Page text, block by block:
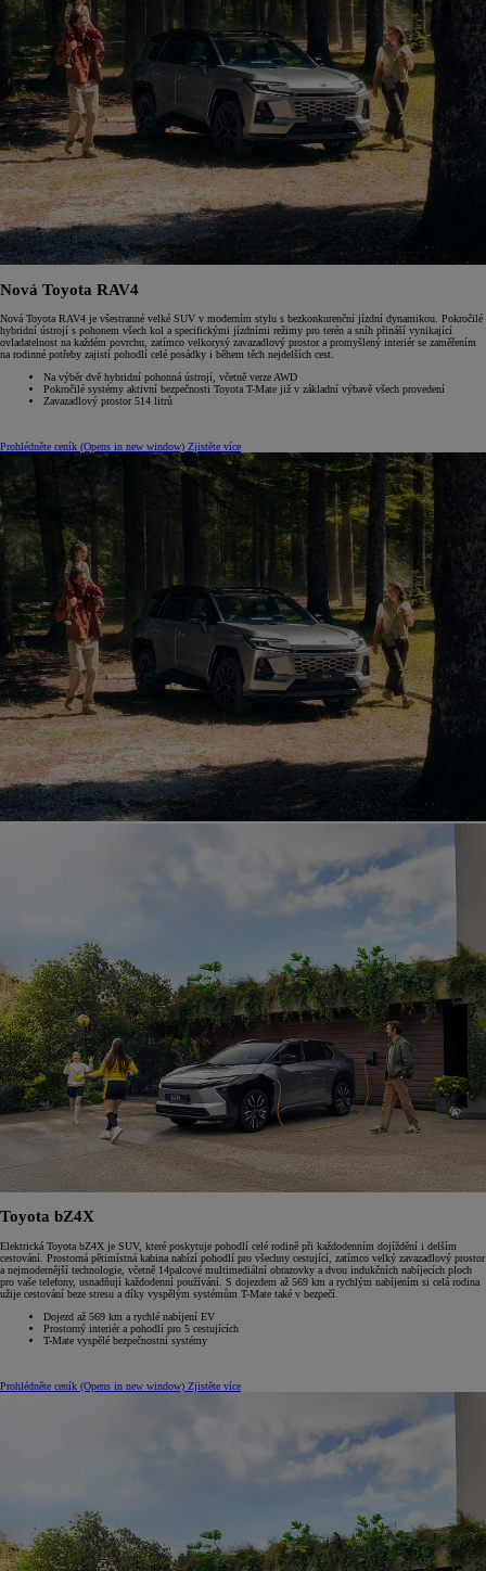
Nová Toyota RAV4
Nová Toyota RAV4 je všestranné velké SUV v moderním stylu s bezkonkurenční jízdní dynamikou. Pokročilé
hybridní ústrojí s pohonem všech kol a specifickými jízdními režimy pro terén a sníh přináší vynikající
ovladatelnost na každém povrchu, zatímco velkorysý zavazadlový prostor a promyšlený interiér se zaměřením
na rodinné potřeby zajistí pohodlí celé posádky i během těch nejdelších cest.
Na výběr dvě hybridní pohonná ústrojí, včetně verze AWD
Pokročilé systémy aktivní bezpečnosti Toyota T-Mate již v základní výbavě všech provedení
Zavazadlový prostor 514 litrů
Prohlédněte ceník (Opens in new window) Zjistěte více
Toyota bZ4X
Elektrická Toyota bZ4X je SUV, které poskytuje pohodlí celé rodině při každodenním dojíždění i delším
cestování. Prostorná pětimístná kabina nabízí pohodlí pro všechny cestující, zatímco velký zavazadlový prostor
a nejmodernější technologie, včetně 14palcové multimediální obrazovky a dvou indukčních nabíjecích ploch
pro vaše telefony, usnadňují každodenní používání. S dojezdem až 569 km a rychlým nabíjením si celá rodina
užije cestování beze stresu a díky vyspělým systémům T-Mate také v bezpečí.
Dojezd až 569 km a rychlé nabíjení EV
Prostorný interiér a pohodlí pro 5 cestujících
T-Mate vyspělé bezpečnostní systémy
Prohlédněte ceník (Opens in new window) Zjistěte více